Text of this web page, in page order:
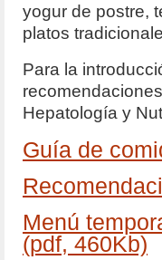
yogur de postre,
platos
Para la
Hepatología y
Guía de
Menú
(pdf, 460Kb)